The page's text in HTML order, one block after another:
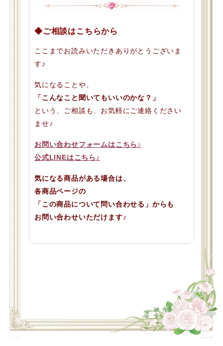
◆ご相談はこちらから
ここまでお読みいただきありがとうございま
す♪
気になることや、
「こんなこと聞いてもいいのかな？」
という、ご相談も、お気軽にご連絡ください
ませ♪
お問い合わせフォームはこちら♪
公式LINEはこちら♪
気になる商品がある場合は、
各商品ページの
「この商品について問い合わせる」からも
お問い合わせいただけます♪